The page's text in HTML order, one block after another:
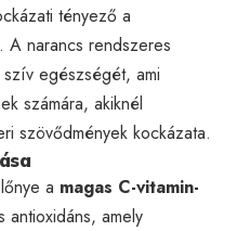
tényező a
A narancs rendszeres
egészségét, ami
számára, akiknél
szövődmények kockázata.
a magas C-vitamin-
antioxidáns, amely